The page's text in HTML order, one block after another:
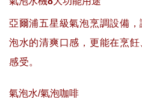
亞爾浦五星級氣泡烹調設備
泡水的清爽口感，更能在烹
感受。
氣泡水/氣泡咖啡